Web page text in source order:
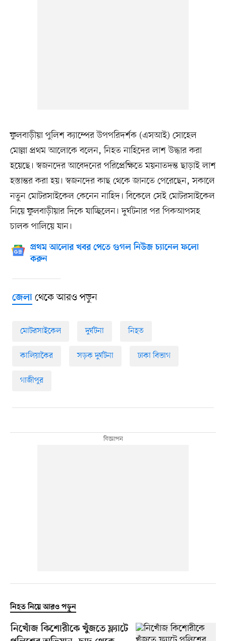
ফুলবাড়ীয়া পুলিশ ক্যাম্পের উপপরিদর্শক (এসআই) সোহেল
মোল্লা প্রথম আলোকে বলেন, নিহত নাহিদের লাশ উদ্ধার করা
হয়েছে। স্বজনদের আবেদনের পরিপ্রেক্ষিতে ময়নাতদন্ত ছাড়াই লাশ
হস্তান্তর করা হয়। স্বজনদের কাছ থেকে জানতে পেরেছেন, সকালে
নতুন মোটরসাইকেল কেনেন নাহিদ। বিকেলে সেই মোটরসাইকেল
নিয়ে ফুলবাড়ীয়ার দিকে যাচ্ছিলেন। দুর্ঘটনার পর পিকআপসহ
চালক পালিয়ে যান।
প্রথম আলোর খবর পেতে গুগল নিউজ চ্যানেল ফলো
করুন
জেলাথেকে আরও পড়ুন
মোটরসাইকেল দুর্ঘটনা নিহত
কালিয়াকৈর সড়ক দুর্ঘটনা ঢাকা বিভাগ
গাজীপুর
নিহত নিয়ে আরও পড়ুন
নিখোঁজ কিশোরীকে খুঁজতে ফ্ল্যাটে